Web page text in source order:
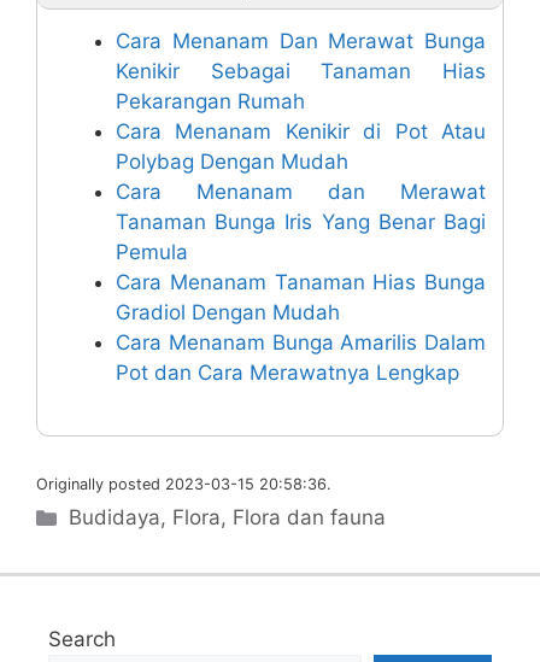
Cara Menanam Dan Merawat Bunga
Kenikir Sebagai Tanaman Hias
Pekarangan Rumah
Cara Menanam Kenikir di Pot Atau
Polybag Dengan Mudah
Cara Menanam dan Merawat
Tanaman Bunga Iris Yang Benar Bagi
Pemula
Cara Menanam Tanaman Hias Bunga
Gradiol Dengan Mudah
Cara Menanam Bunga Amarilis Dalam
Pot dan Cara Merawatnya Lengkap
Originally posted 2023-03-15 20:58:36.
Categories
Budidaya, Flora, Flora dan fauna
Search